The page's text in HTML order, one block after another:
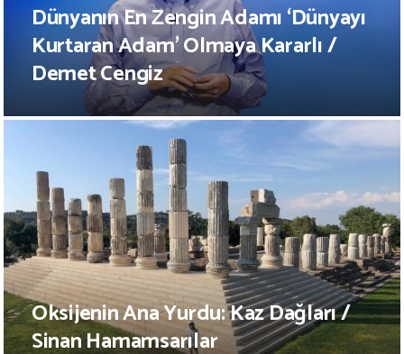
Dünyanın En Zengin Adamı ‘Dünyayı
Kurtaran Adam’ Olmaya Kararlı /
Demet Cengiz
Oksijenin Ana Yurdu: Kaz Dağları /
Sinan Hamamsarılar